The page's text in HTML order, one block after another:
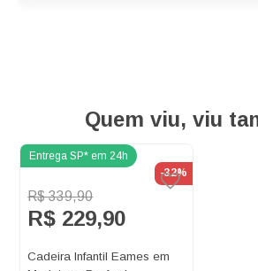
Quem viu, viu
-32%
R$ 339,90
R$ 229,90
Cadeira Infantil Eames em